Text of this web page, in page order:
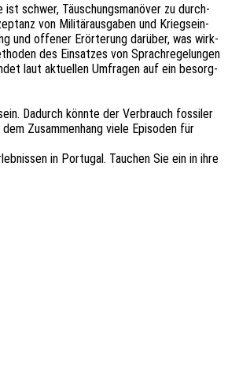
schwer, Täuschungs­ma­nö­ver zu durch­
von Mili­tär­aus­ga­ben und Kriegs­ein­
und offe­ner Erör­te­rung darüber, was wirk­
des Einsat­zes von Sprach­re­ge­lun­gen
laut aktu­el­len Umfra­gen auf ein besorg­
Dadurch könnte der Verbrauch fossi­ler
Zusam­men­hang viele Episo­den für
in Portu­gal. Tauchen Sie ein in ihre